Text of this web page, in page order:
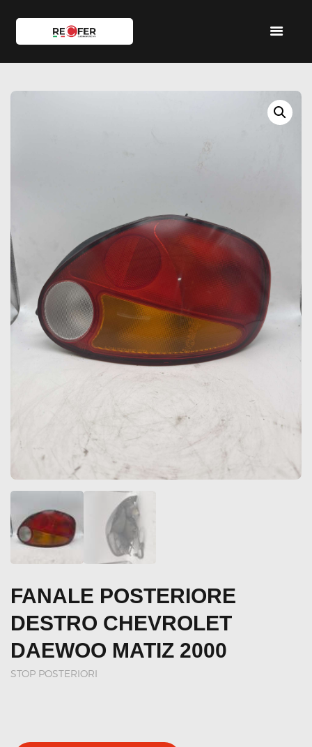
HOME
FANALE POSTERIORE
DESTRO CHEVROLET
DAEWOO MATIZ 2000
STOP POSTERIORI